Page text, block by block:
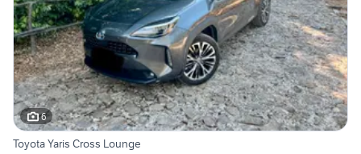
6
Toyota Yaris Cross Lounge